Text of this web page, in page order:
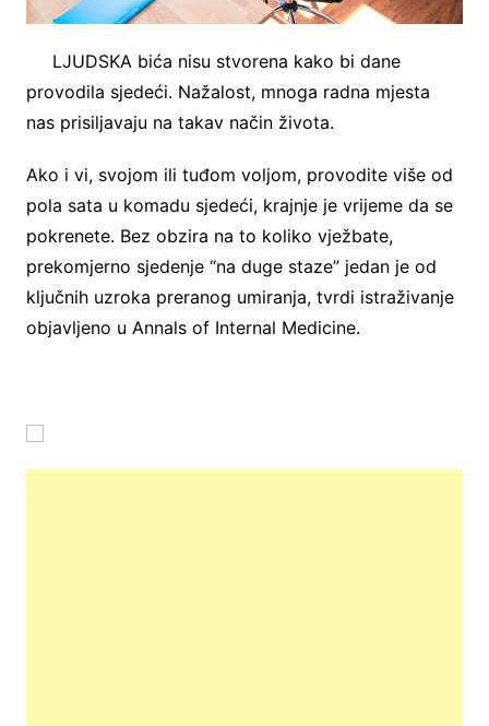
LJUDSKA bića nisu stvorena kako bi dane
provodila sjedeći. Nažalost, mnoga radna mjesta
nas prisiljavaju na takav način života.
Ako i vi, svojom ili tuđom voljom, provodite više od
pola sata u komadu sjedeći, krajnje je vrijeme da se
pokrenete. Bez obzira na to koliko vježbate,
prekomjerno sjedenje “na duge staze” jedan je od
ključnih uzroka preranog umiranja, tvrdi istraživanje
objavljeno u Annals of Internal Medicine.